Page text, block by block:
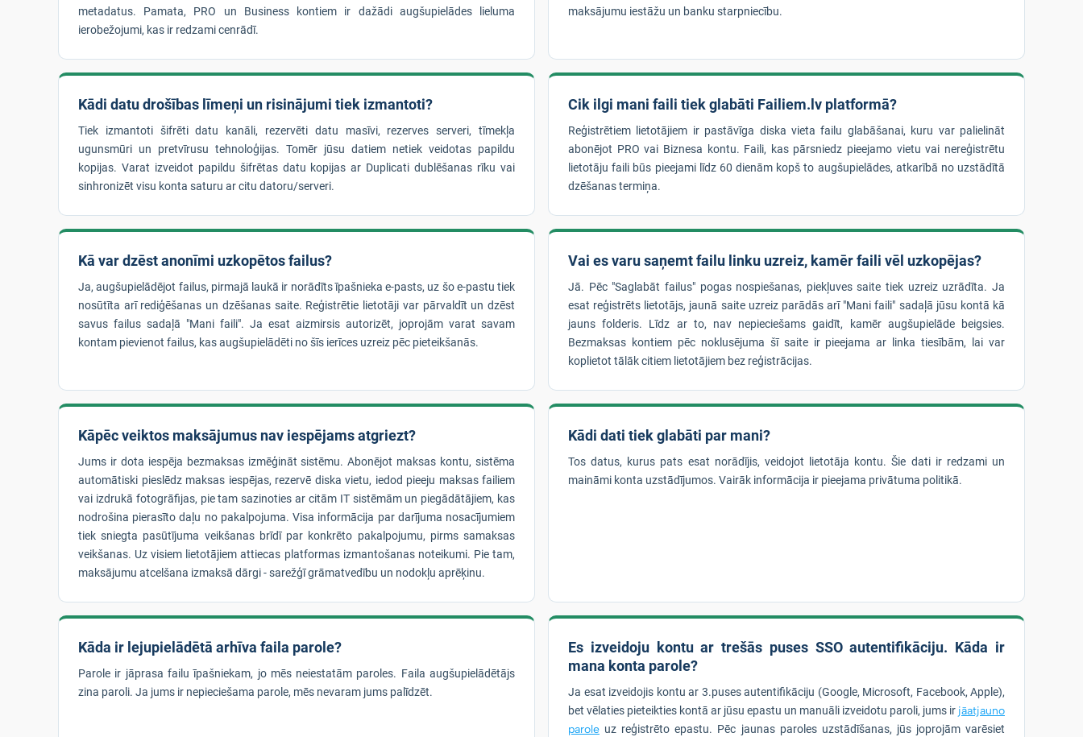
metadatus. Pamata, PRO un Business kontiem ir dažādi augšupielādes lieluma
ierobežojumi, kas ir redzami cenrādī.
maksājumu iestāžu un banku starpniecību.
Kādi datu drošības līmeņi un risinājumi tiek izmantoti?
Tiek izmantoti šifrēti datu kanāli, rezervēti datu masīvi, rezerves serveri, tīmekļa
ugunsmūri un pretvīrusu tehnoloģijas. Tomēr jūsu datiem netiek veidotas papildu
kopijas. Varat izveidot papildu šifrētas datu kopijas ar Duplicati dublēšanas rīku vai
sinhronizēt visu konta saturu ar citu datoru/serveri.
Cik ilgi mani faili tiek glabāti Failiem.lv platformā?
Reģistrētiem lietotājiem ir pastāvīga diska vieta failu glabāšanai, kuru var palielināt
abonējot PRO vai Biznesa kontu. Faili, kas pārsniedz pieejamo vietu vai nereģistrētu
lietotāju faili būs pieejami līdz 60 dienām kopš to augšupielādes, atkarībā no uzstādītā
dzēšanas termiņa.
Kā var dzēst anonīmi uzkopētos failus?
Ja, augšupielādējot failus, pirmajā laukā ir norādīts īpašnieka e-pasts, uz šo e-pastu tiek
nosūtīta arī rediģēšanas un dzēšanas saite. Reģistrētie lietotāji var pārvaldīt un dzēst
savus failus sadaļā "Mani faili". Ja esat aizmirsis autorizēt, joprojām varat savam
kontam pievienot failus, kas augšupielādēti no šīs ierīces uzreiz pēc pieteikšanās.
Vai es varu saņemt failu linku uzreiz, kamēr faili vēl uzkopējas?
Jā. Pēc "Saglabāt failus" pogas nospiešanas, piekļuves saite tiek uzreiz uzrādīta. Ja
esat reģistrēts lietotājs, jaunā saite uzreiz parādās arī "Mani faili" sadaļā jūsu kontā kā
jauns folderis. Līdz ar to, nav nepieciešams gaidīt, kamēr augšupielāde beigsies.
Bezmaksas kontiem pēc noklusējuma šī saite ir pieejama ar linka tiesībām, lai var
koplietot tālāk citiem lietotājiem bez reģistrācijas.
Kāpēc veiktos maksājumus nav iespējams atgriezt?
Jums ir dota iespēja bezmaksas izmēģināt sistēmu. Abonējot maksas kontu, sistēma
automātiski pieslēdz maksas iespējas, rezervē diska vietu, iedod pieeju maksas failiem
vai izdrukā fotogrāfijas, pie tam sazinoties ar citām IT sistēmām un piegādātājiem, kas
nodrošina pierasīto daļu no pakalpojuma. Visa informācija par darījuma nosacījumiem
tiek sniegta pasūtījuma veikšanas brīdī par konkrēto pakalpojumu, pirms samaksas
veikšanas. Uz visiem lietotājiem attiecas platformas izmantošanas noteikumi. Pie tam,
maksājumu atcelšana izmaksā dārgi - sarežģī grāmatvedību un nodokļu aprēķinu.
Kādi dati tiek glabāti par mani?
Tos datus, kurus pats esat norādījis, veidojot lietotāja kontu. Šie dati ir redzami un
maināmi konta uzstādījumos. Vairāk informācija ir pieejama privātuma politikā.
Kāda ir lejupielādētā arhīva faila parole?
Parole ir jāprasa failu īpašniekam, jo mēs neiestatām paroles. Faila augšupielādētājs
zina paroli. Ja jums ir nepieciešama parole, mēs nevaram jums palīdzēt.
Es izveidoju kontu ar trešās puses SSO autentifikāciju. Kāda ir
mana konta parole?
Ja esat izveidojis kontu ar 3.puses autentifikāciju (Google, Microsoft, Facebook, Apple),
bet vēlaties pieteikties kontā ar jūsu epastu un manuāli izveidotu paroli, jums ir jāatjauno
parole uz reģistrēto epastu. Pēc jaunas paroles uzstādīšanas, jūs joprojām varēsiet